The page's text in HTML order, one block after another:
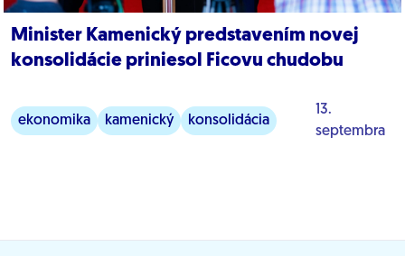
Minister Kamenický predstavením novej
konsolidácie priniesol Ficovu chudobu
ekonomika kamenický
konsolidácia
13.
septembra